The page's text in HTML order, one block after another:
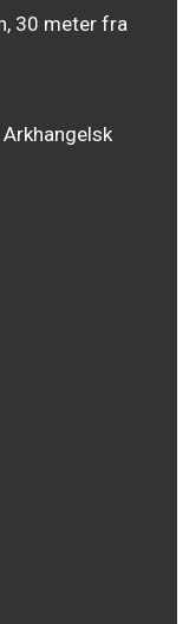
30 meter fra